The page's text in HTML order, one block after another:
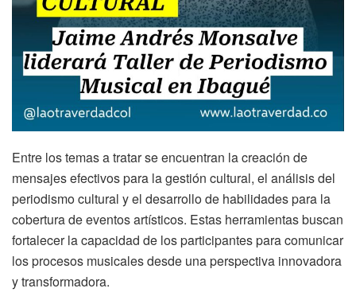
Entre los temas a tratar se encuentran la creación de
mensajes efectivos para la gestión cultural, el análisis del
periodismo cultural y el desarrollo de habilidades para la
cobertura de eventos artísticos. Estas herramientas buscan
fortalecer la capacidad de los participantes para comunicar
los procesos musicales desde una perspectiva innovadora
y transformadora.